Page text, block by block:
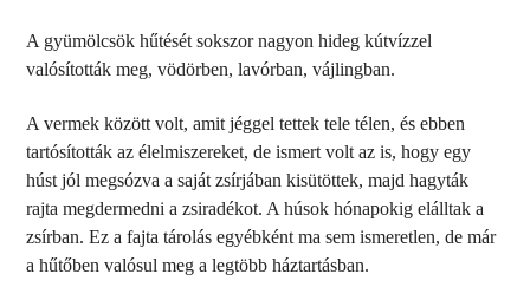
A gyümölcsök hűtését sokszor nagyon hideg kútvízzel
valósították meg, vödörben, lavórban, vájlingban.
A vermek között volt, amit jéggel tettek tele télen, és ebben
tartósították az élelmiszereket, de ismert volt az is, hogy egy
húst jól megsózva a saját zsírjában kisütöttek, majd hagyták
rajta megdermedni a zsiradékot. A húsok hónapokig elálltak a
zsírban. Ez a fajta tárolás egyébként ma sem ismeretlen, de már
a hűtőben valósul meg a legtöbb háztartásban.